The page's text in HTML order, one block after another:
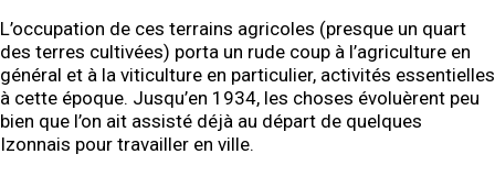
L’occupation de ces terrains agricoles (presque un quart
des terres cultivées) porta un rude coup à l’agriculture en
général et à la viticulture en particulier, activités essentielles
à cette époque. Jusqu’en 1934, les choses évoluèrent peu
bien que l’on ait assisté déjà au départ de quelques
Izonnais pour travailler en ville.